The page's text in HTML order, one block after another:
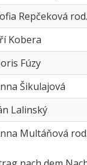
Repčeková
Kobera
Fúzy
Šikulajová
Lalinský
Multáňová